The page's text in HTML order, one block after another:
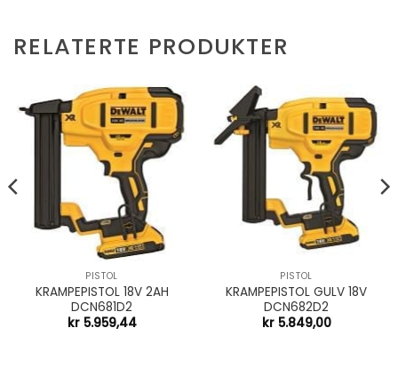
RELATERTE PRODUKTER
PISTOL
KRAMPEPISTOL 18V 2AH
DCN681D2
kr5.959,44
PISTOL
KRAMPEPISTOL GULV 18V
DCN682D2
kr5.849,00